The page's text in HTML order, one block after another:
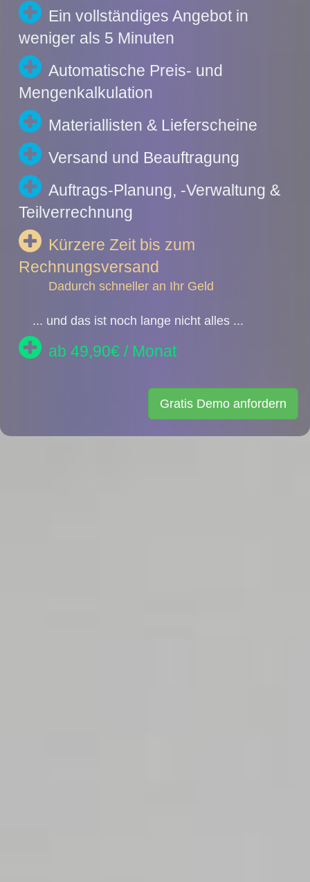
Ein vollständiges Angebot in
weniger als 5 Minuten
Automatische Preis- und
Mengenkalkulation
Materiallisten & Lieferscheine
Versand und Beauftragung
Auftrags-Planung, -Verwaltung &
Teilverrechnung
Kürzere Zeit bis zum
Rechnungsversand
Dadurch schneller an Ihr Geld
... und das ist noch lange nicht alles ...
ab 49,90€ / Monat
Gratis Demo anfordern